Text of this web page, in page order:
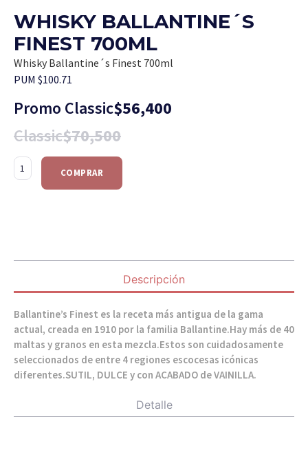
WHISKY BALLANTINE´S
FINEST 700ML
Whisky Ballantine´s Finest 700ml
PUM $100.71
Promo Classic$56,400
Classic$70,500
COMPRAR
Descripción
Detalle
Ballantine’s Finest es la receta más antigua de la gama
actual, creada en 1910 por la familia Ballantine.Hay más de 40
maltas y granos en esta mezcla.Estos son cuidadosamente
seleccionados de entre 4 regiones escocesas icónicas
diferentes.SUTIL, DULCE y con ACABADO de VAINILLA.